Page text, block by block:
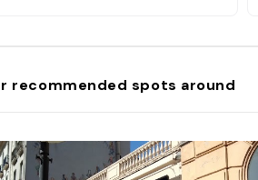
recommended spots around